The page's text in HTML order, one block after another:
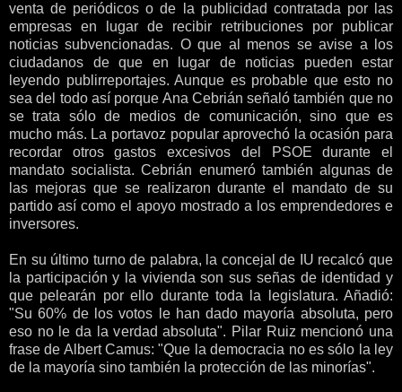
venta de periódicos o de la publicidad contratada por las
empresas en lugar de recibir retribuciones por publicar
noticias subvencionadas. O que al menos se avise a los
ciudadanos de que en lugar de noticias pueden estar
leyendo publirreportajes. Aunque es probable que esto no
sea del todo así porque Ana Cebrián señaló también que no
se trata sólo de medios de comunicación, sino que es
mucho más. La portavoz popular aprovechó la ocasión para
recordar otros gastos excesivos del PSOE durante el
mandato socialista. Cebrián enumeró también algunas de
las mejoras que se realizaron durante el mandato de su
partido así como el apoyo mostrado a los emprendedores e
inversores.
En su último turno de palabra, la concejal de IU recalcó que
la participación y la vivienda son sus señas de identidad y
que pelearán por ello durante toda la legislatura. Añadió:
"Su 60% de los votos le han dado mayoría absoluta, pero
eso no le da la verdad absoluta". Pilar Ruiz mencionó una
frase de Albert Camus: "Que la democracia no es sólo la ley
de la mayoría sino también la protección de las minorías".